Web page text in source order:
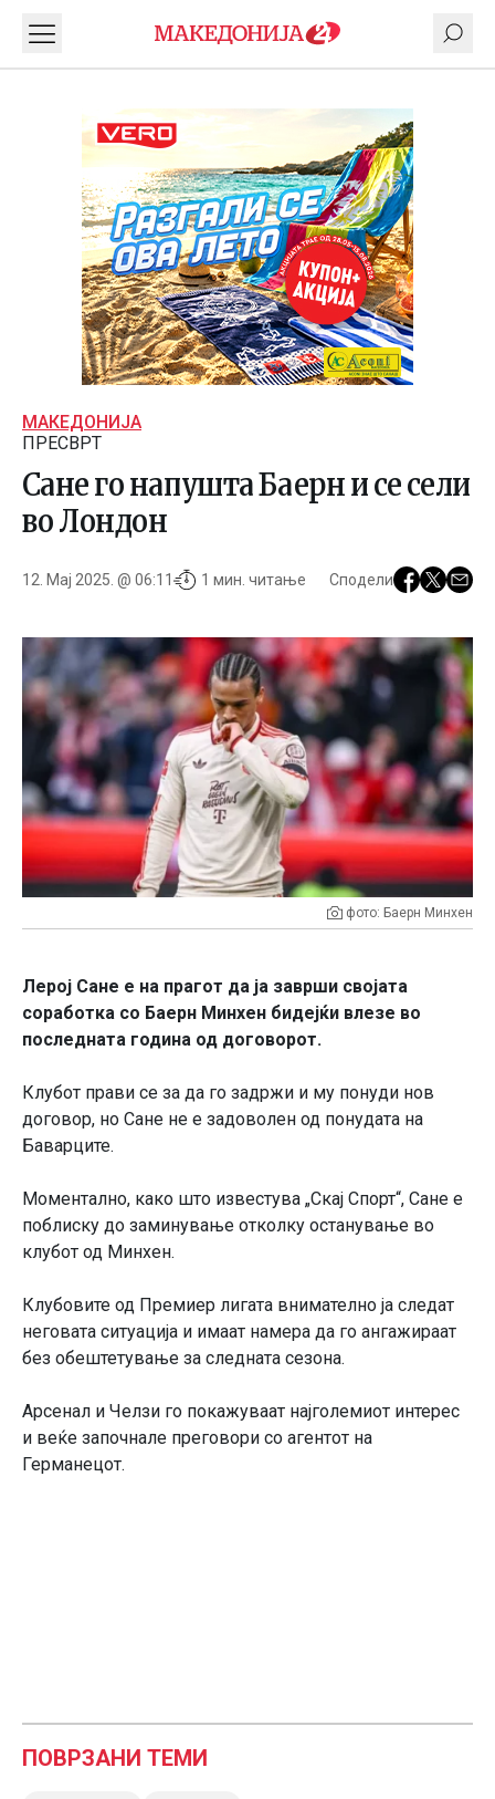
МАКЕДОНИЈА
ПРЕСВРТ
Сане го напушта Баерн и се сели
во Лондон
12. Мај 2025. @ 06:11 1 мин. читање Сподели
фото: Баерн Минхен
Лерој Сане е на прагот да ја заврши својата
соработка со Баерн Минхен бидејќи влезе во
последната година од договорот.
Клубот прави се за да го задржи и му понуди нов
договор, но Сане не е задоволен од понудата на
Баварците.
Моментално, како што известува „Скај Спорт“, Сане е
поблиску до заминување отколку останување во
клубот од Минхен.
Клубовите од Премиер лигата внимателно ја следат
неговата ситуација и имаат намера да го ангажираат
без обештетување за следната сезона.
Арсенал и Челзи го покажуваат најголемиот интерес
и веќе започнале преговори со агентот на
Германецот.
ПОВРЗАНИ ТЕМИ